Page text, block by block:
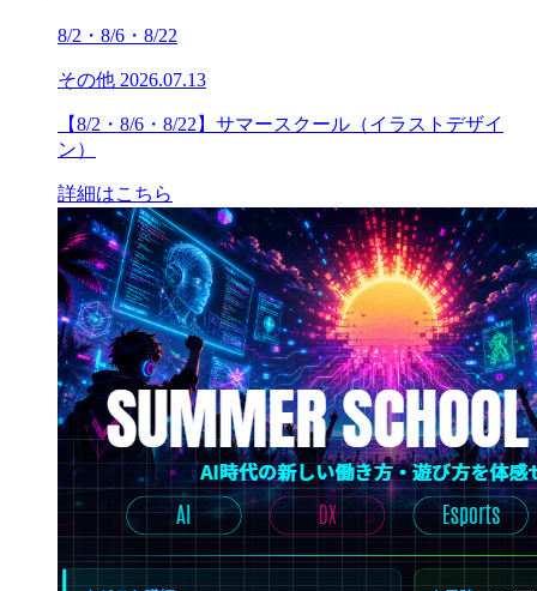
8/2・8/6・8/22
その他 2026.07.13
【8/2・8/6・8/22】サマースクール（イラストデザイ
ン）
詳細はこちら